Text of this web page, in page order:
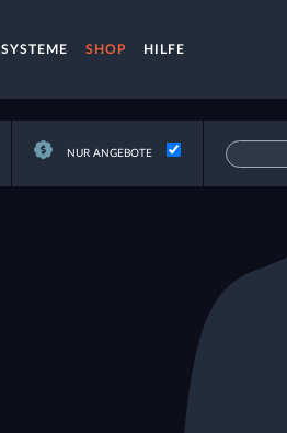
SYSTEME SHOP HILFE
NUR ANGEBOTE